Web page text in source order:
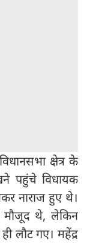
क्षेत्र के
पहुंचे विधायक
नाराज हुए थे।
मौजूद थे, लेकिन
लौट गए। महेंद्र